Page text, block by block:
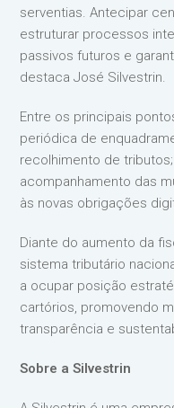
serventias. Antecipar
estruturar processos
passivos futuros e
destaca José Silvestrin.
Entre os principais
periódica de
recolhimento de
acompanhamento das
às novas obrigações
Diante do aumento da
sistema tributário
a ocupar posição
cartórios, promovendo
transparência e
Sobre a Silvestrin